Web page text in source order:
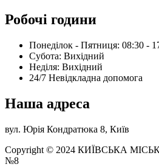
Робочі години
Понеділок - Пятниця: 08:30 -
Субота: Вихідний
Нeділя: Вихідний
24/7 Невідкладна допомога
Наша адреса
вул. Юрія Кондратюка 8, Київ
Copyright © 2024 КИЇВСЬКА
№8